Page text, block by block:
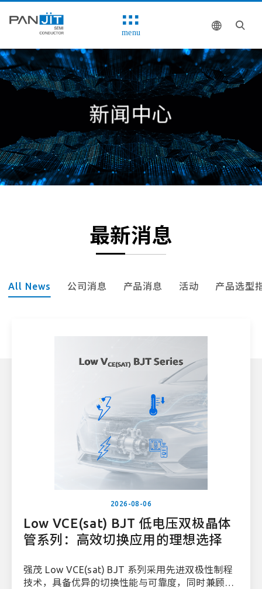
menu
新闻中心
最新消息
All News 公司消息 产品消息 活动 产品选型
2026-08-06
Low VCE(sat) BJT 低电压双极晶体
管系列：高效切换应用的理想选择
强茂 Low VCE(sat) BJT 系列采用先进双极性制程
技术，具备优异的切换性能与可靠度，同时兼顾系